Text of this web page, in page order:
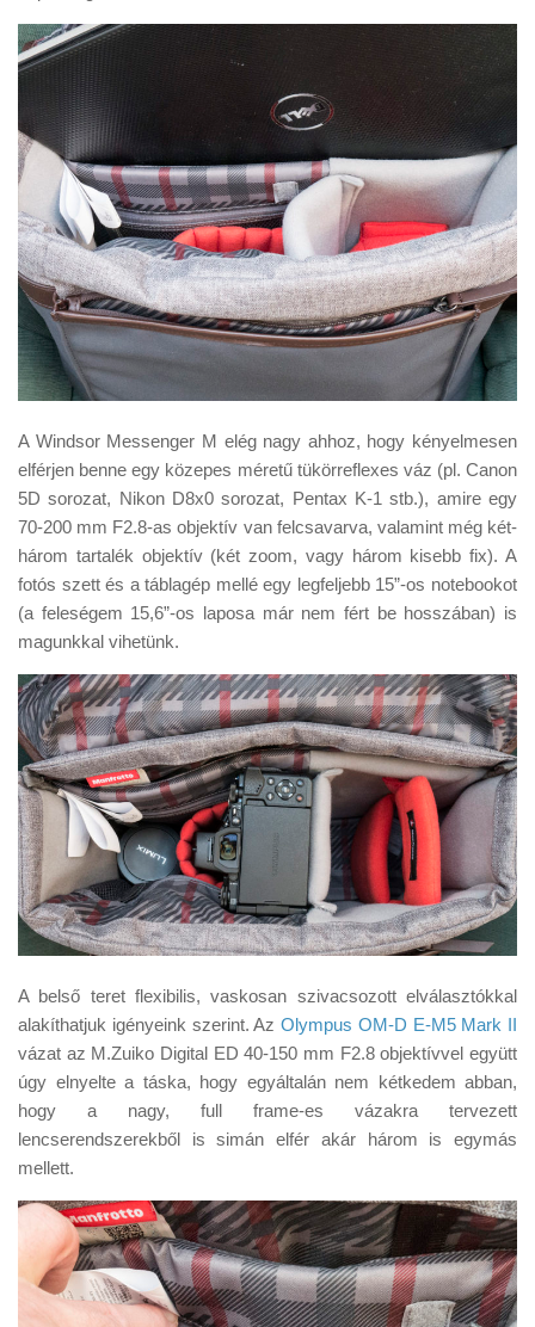
A Windsor Messenger M elég nagy ahhoz, hogy kényelmesen
elférjen benne egy közepes méretű tükörreflexes váz (pl. Canon
5D sorozat, Nikon D8x0 sorozat, Pentax K-1 stb.), amire egy
70-200 mm F2.8-as objektív van felcsavarva, valamint még két-
három tartalék objektív (két zoom, vagy három kisebb fix). A
fotós szett és a táblagép mellé egy legfeljebb 15”-os notebookot
(a feleségem 15,6”-os laposa már nem fért be hosszában) is
magunkkal vihetünk.
A belső teret flexibilis, vaskosan szivacsozott elválasztókkal
alakíthatjuk igényeink szerint. Az Olympus OM-D E-M5 Mark II
vázat az M.Zuiko Digital ED 40-150 mm F2.8 objektívvel együtt
úgy elnyelte a táska, hogy egyáltalán nem kétkedem abban,
hogy a nagy, full frame-es vázakra tervezett
lencserendszerekből is simán elfér akár három is egymás
mellett.